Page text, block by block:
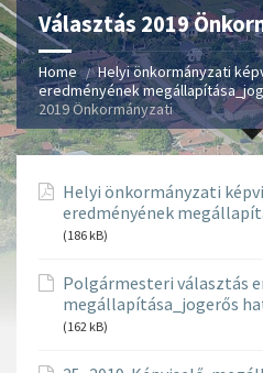
Választás 2019
Home
Helyi önkormányzati
eredményének
2019 Önkormányzati
Helyi önkormányzati
eredményének
(186 kB)
Polgármesteri választás
megállapítása_jogerős
(162 kB)